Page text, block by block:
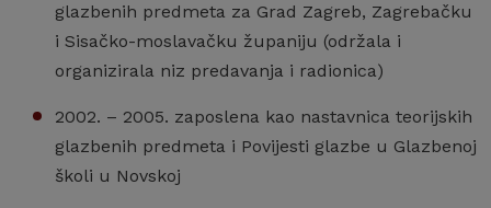
glazbenih predmeta za Grad Zagreb, Zagrebačku
i Sisačko-moslavačku županiju (održala i
organizirala niz predavanja i radionica)
2002. – 2005. zaposlena kao nastavnica teorijskih
glazbenih predmeta i Povijesti glazbe u Glazbenoj
školi u Novskoj